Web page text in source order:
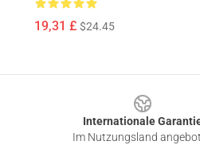
19,31 £ $24.45
Internationale
Im Nutzungsland